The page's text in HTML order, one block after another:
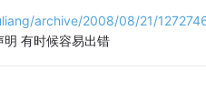
archive/2008/08/21/
有时候容易出错